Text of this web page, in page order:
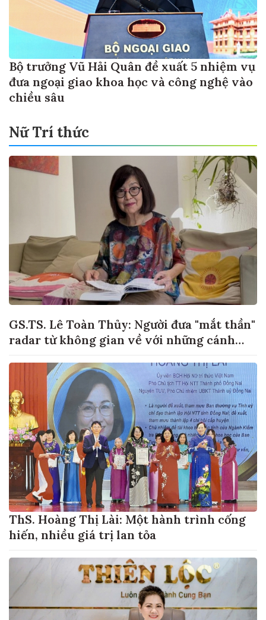
Bộ trưởng Vũ Hải Quân đề xuất 5 nhiệm vụ
đưa ngoại giao khoa học và công nghệ vào
chiều sâu
Nữ Trí thức
GS.TS. Lê Toàn Thủy: Người đưa "mắt thần"
radar từ không gian về với những cánh
ThS. Hoàng Thị Lài: Một hành trình cống
hiến, nhiều giá trị lan tỏa